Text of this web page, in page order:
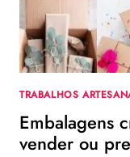
TRABALHOS
Embalagens
vender ou